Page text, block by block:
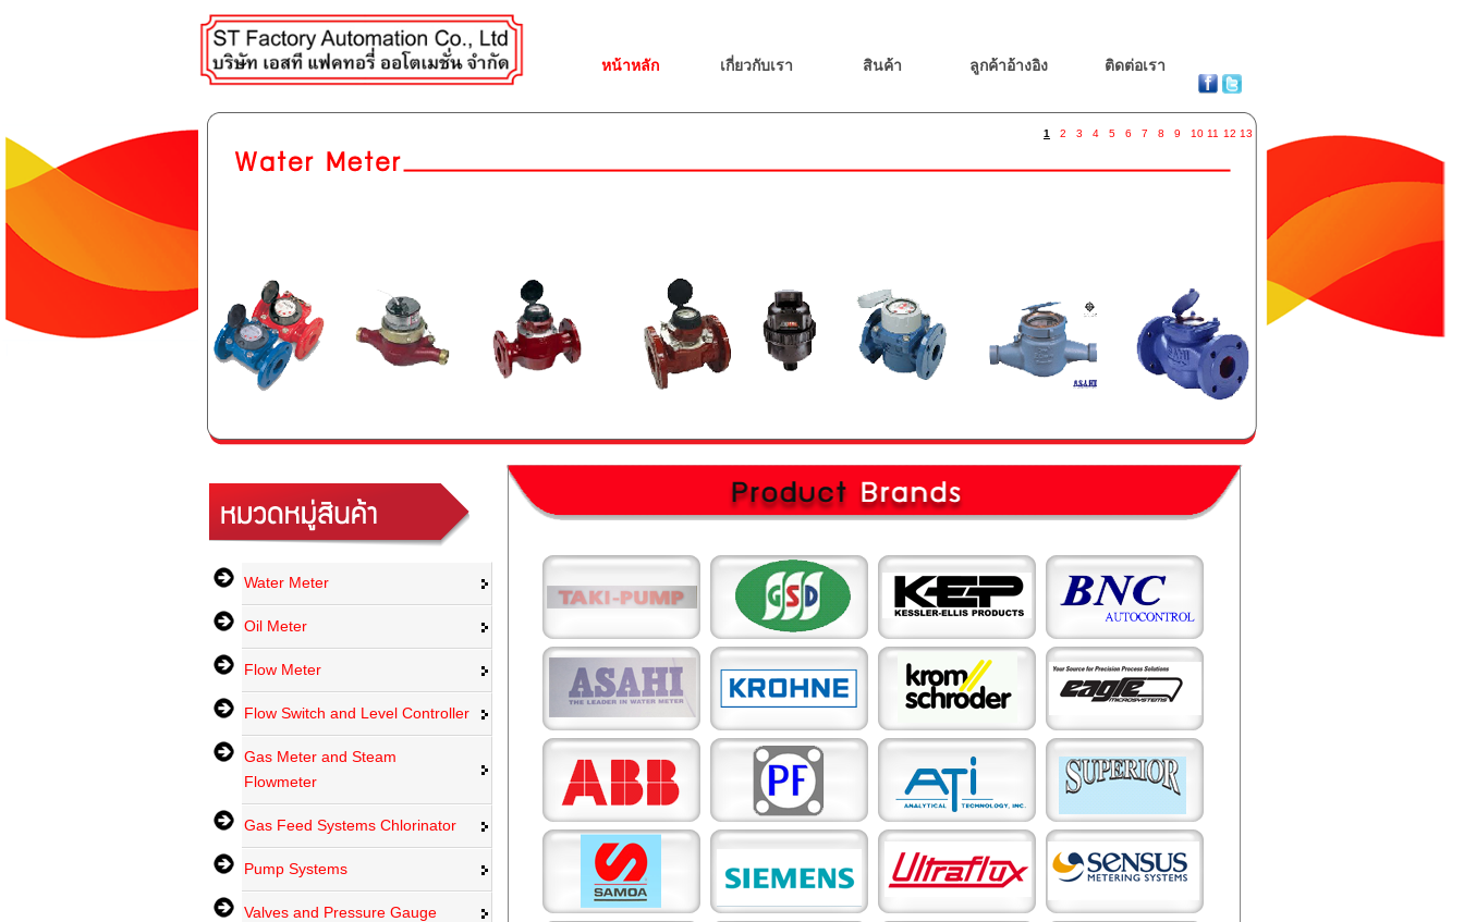
หน้าหลัก เกี่ยวกับเรา สินค้า ลูกค้าอ้างอิง ติดต่อเรา
1 2 3 4 5 6 7 8 9 10 11 12 13
Water Meter
Oil Meter
Flow Meter
Flow Switch and Level Controller
Gas Meter and Steam
Flowmeter
Gas Feed Systems Chlorinator
Pump Systems
Valves and Pressure Gauge